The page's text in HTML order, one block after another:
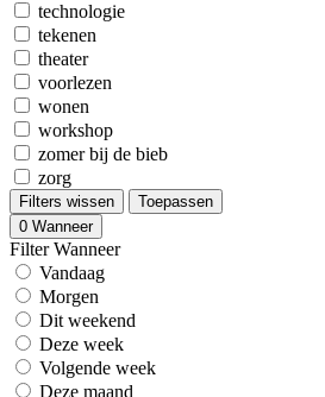
technologie
tekenen
theater
voorlezen
wonen
workshop
zomer bij de bieb
zorg
Filters wissen
Toepassen
0 Wanneer
Filter Wanneer
Vandaag
Morgen
Dit weekend
Deze week
Volgende week
Deze maand